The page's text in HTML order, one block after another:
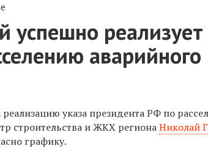
успешно реализует
аварийного
указа президента РФ по
строительства и ЖКХ регионаНиколай
графику.